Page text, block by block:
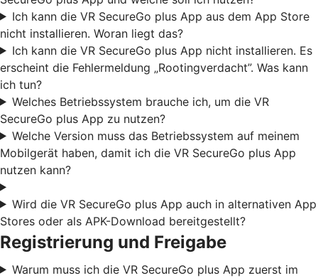
Ich kann die VR SecureGo plus App aus dem App Store
nicht installieren. Woran liegt das?
Ich kann die VR SecureGo plus App nicht installieren. Es
erscheint die Fehlermeldung „Rootingverdacht”. Was kann
ich tun?
Welches Betriebssystem brauche ich, um die VR
SecureGo plus App zu nutzen?
Welche Version muss das Betriebssystem auf meinem
Mobilgerät haben, damit ich die VR SecureGo plus App
nutzen kann?
Wird die VR SecureGo plus App auch in alternativen App
Stores oder als APK-Download bereitgestellt?
Registrierung und Freigabe
Warum muss ich die VR SecureGo plus App zuerst im